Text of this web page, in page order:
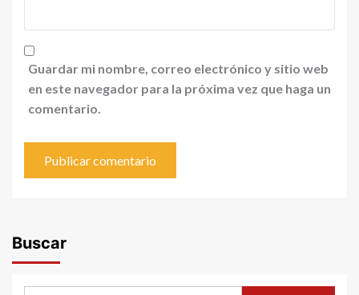
Guardar mi nombre, correo electrónico y sitio web
en este navegador para la próxima vez que haga un
comentario.
Buscar